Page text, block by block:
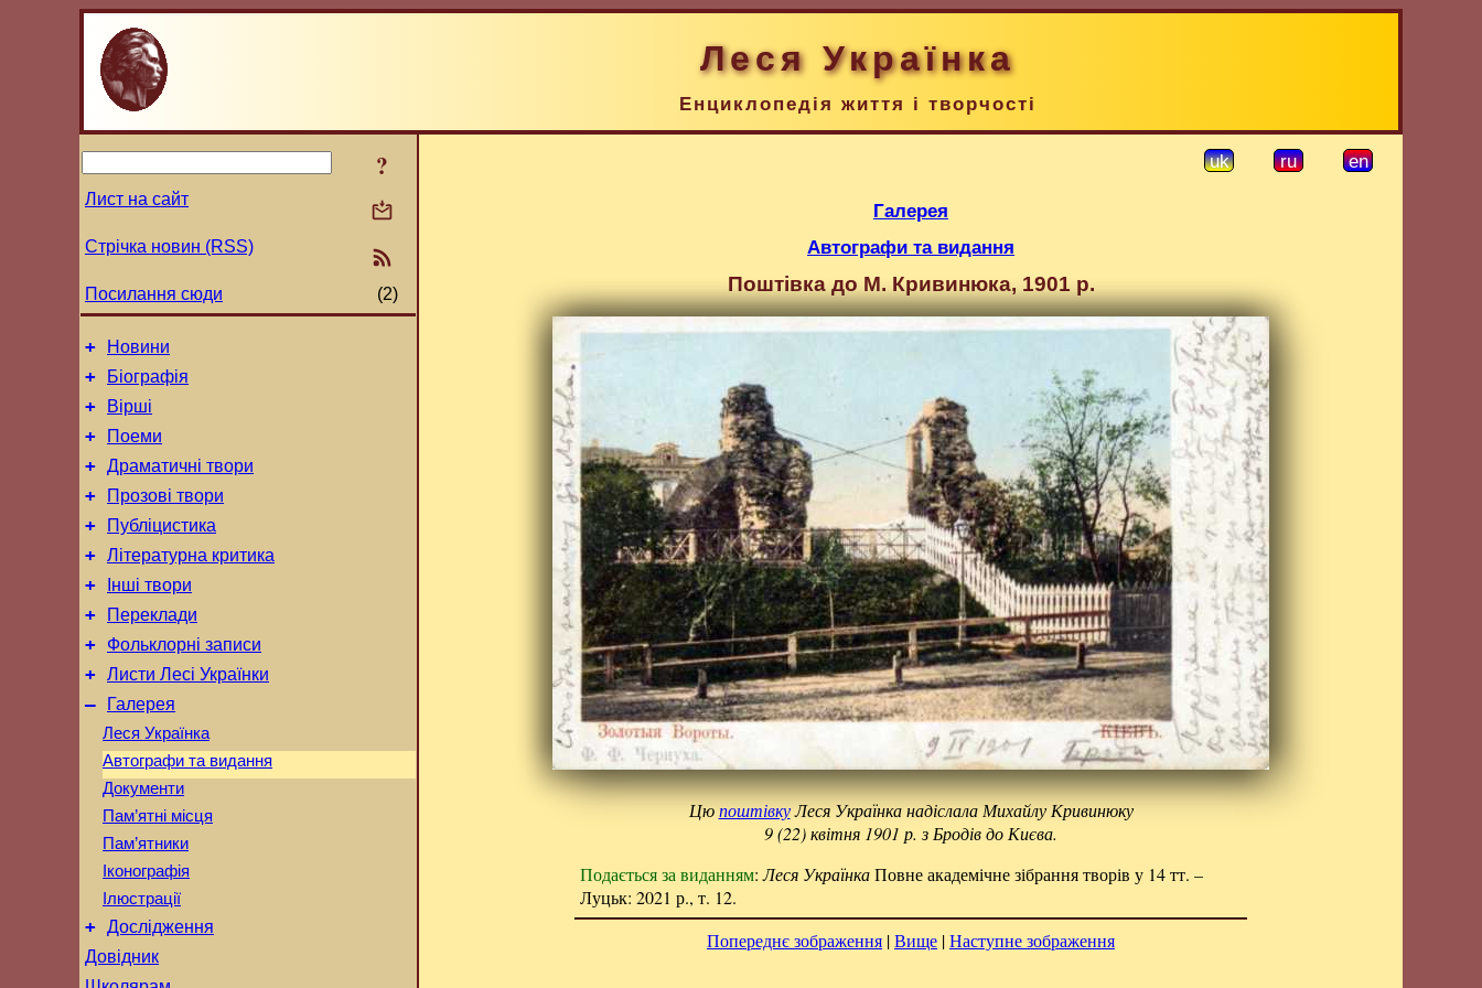
Леся Українка
Енциклопедія життя і творчості
?
Лист на сайт
Стрічка новин (RSS)
Посилання сюди (2)
+ Новини
+ Біографія
+ Вірші
+ Поеми
+ Драматичні твори
+ Прозові твори
+ Публіцистика
+ Літературна критика
+ Інші твори
+ Переклади
+ Фольклорні записи
+ Листи Лесі Українки
– Галерея
Леся Українка
Автографи та видання
Документи
Пам’ятні місця
Пам’ятники
Іконографія
Ілюстрації
+ Дослідження
Довідник
uk ru en
Галерея
Автографи та видання
Поштівка до М. Кривинюка, 1901 р.
ЦюпоштівкуЛеся Українка надіслала Михайлу Кривинюку
9 (22) квітня 1901 р. з Бродів до Києва.
Подається за виданням:Леся УкраїнкаПовне академічне зібрання творів у 14 тт. –
Луцьк: 2021 р., т. 12.
Попереднє зображення |Вище |Наступне зображення